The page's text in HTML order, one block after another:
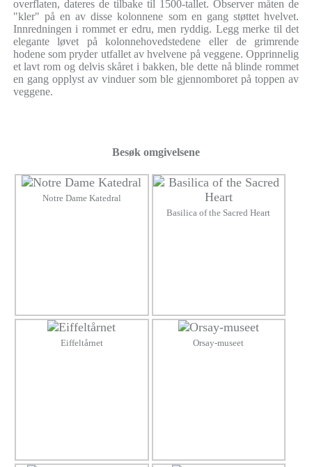
overflaten, dateres de tilbake til 1500-tallet. Observer måten de
"kler" på en av disse kolonnene som en gang støttet hvelvet.
Innredningen i rommet er edru, men ryddig. Legg merke til det
elegante løvet på kolonnehovedstedene eller de grimrende
hodene som pryder utfallet av hvelvene på veggene. Opprinnelig
et lavt rom og delvis skåret i bakken, ble dette nå blinde rommet
en gang opplyst av vinduer som ble gjennomboret på toppen av
veggene.
Besøk omgivelsene
Notre Dame Katedral
Basilica of the Sacred Heart
Eiffeltårnet Orsay-museet